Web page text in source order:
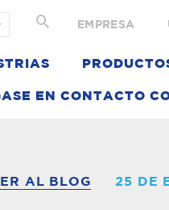
EMPRESA
EN CONTACTO
AL BLOG 25 DE